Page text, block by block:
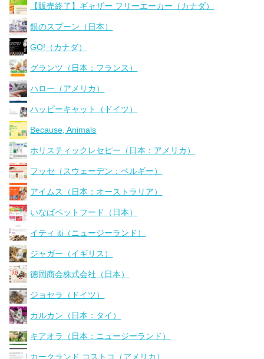
【販売終了】ギャザー フリーエーカー（カナダ）
銀のスプーン（日本）
GO!（カナダ）
グランツ（日本：フランス）
ハロー（アメリカ）
ハッピーキャット（ドイツ）
Because, Animals
ホリスティックレセピー（日本：アメリカ）
フッセ（スウェーデン：ベルギー）
アイムス（日本：オーストラリア）
いなばペットフード（日本）
イティ iti（ニュージーランド）
ジャガー（イギリス）
徳岡商会株式会社（日本）
ジョセラ（ドイツ）
カルカン（日本：タイ）
キアオラ（日本：ニュージーランド）
カークランド コストコ（アメリカ）